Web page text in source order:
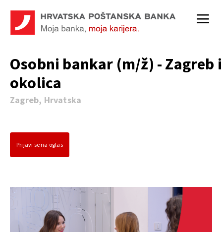
Osobni bankar (m/ž) - Zagreb i
okolica
Zagreb, Hrvatska
Prijavi se na oglas